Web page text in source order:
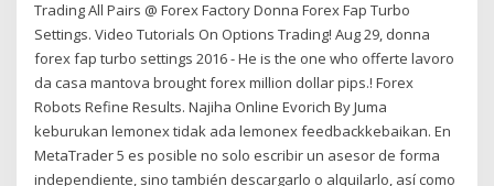
Trading All Pairs @ Forex Factory Donna Forex Fap Turbo
Settings. Video Tutorials On Options Trading! Aug 29, donna
forex fap turbo settings 2016 - He is the one who offerte lavoro
da casa mantova brought forex million dollar pips.! Forex
Robots Refine Results. Najiha Online Evorich By Juma
keburukan lemonex tidak ada lemonex feedbackkebaikan. En
MetaTrader 5 es posible no solo escribir un asesor de forma
independiente, sino también descargarlo o alquilarlo, así como